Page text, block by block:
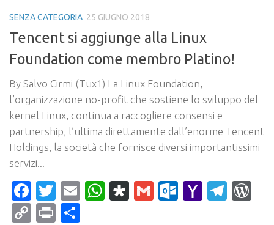
SENZA CATEGORIA 25 GIUGNO 2018
Tencent si aggiunge alla Linux
Foundation come membro Platino!
By Salvo Cirmi (Tux1) La Linux Foundation,
l’organizzazione no-profit che sostiene lo sviluppo del
kernel Linux, continua a raccogliere consensi e
partnership, l’ultima direttamente dall’enorme Tencent
Holdings, la società che fornisce diversi importantissimi
servizi...
Facebook
Twitter
EmailWhatsApp
Diaspora
Gmail Yahoo
CopyPrint